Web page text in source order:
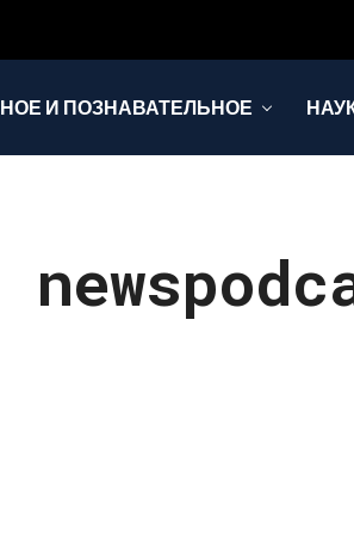
И ПОЗНАВАТЕЛЬНОЕ